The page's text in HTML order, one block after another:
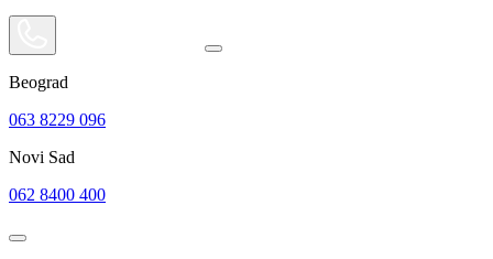
Beograd
063 8229 096
Novi Sad
062 8400 400